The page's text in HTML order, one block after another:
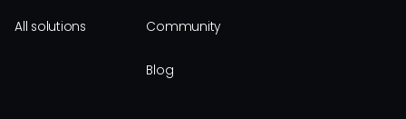
All solutions Community
Blog